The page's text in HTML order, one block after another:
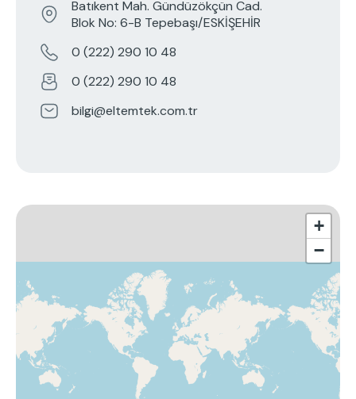
Batıkent Mah. Gündüzökçün Cad.
Blok No: 6-B Tepebaşı/ESKİŞEHİR
0 (222) 290 10 48
0 (222) 290 10 48
bilgi@eltemtek.com.tr
+
−